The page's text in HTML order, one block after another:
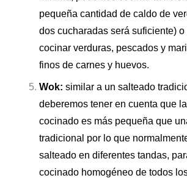
pequeña cantidad de caldo de
dos cucharadas será suficiente)
cocinar verduras, pescados y
finos de carnes y huevos.
Wok: similar a un salteado
deberemos tener en cuenta que
cocinado es más pequeña que
tradicional por lo que
salteado en diferentes tandas,
cocinado homogéneo de todos